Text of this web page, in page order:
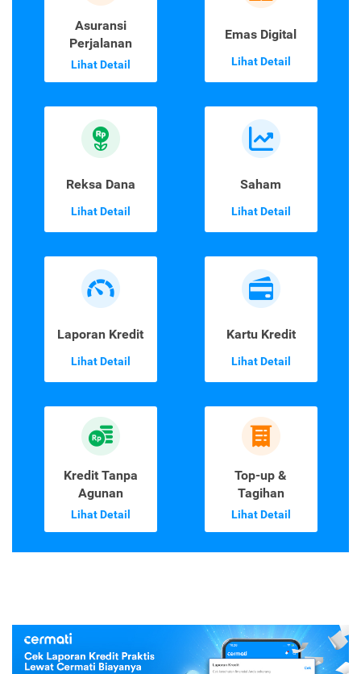
Asuransi
Perjalanan
Lihat Detail
Emas Digital
Lihat Detail
Reksa Dana
Lihat Detail
Saham
Lihat Detail
Laporan Kredit
Lihat Detail
Kartu Kredit
Lihat Detail
Kredit Tanpa
Agunan
Lihat Detail
Top-up &
Tagihan
Lihat Detail